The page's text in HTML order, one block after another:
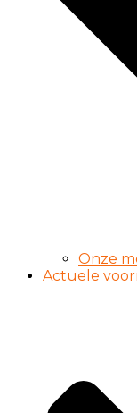
Onze
Actuele